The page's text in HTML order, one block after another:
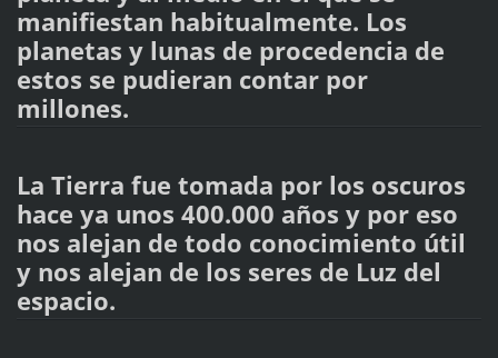
manifiestan habitualmente. Los
planetas y lunas de procedencia de
estos se pudieran contar por
millones.
La Tierra fue tomada por los oscuros
hace ya unos 400.000 años y por eso
nos alejan de todo conocimiento útil
y nos alejan de los seres de Luz del
espacio.